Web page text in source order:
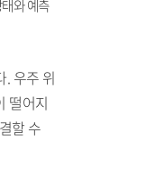
와 예측
. 우주 위
떨어지
할 수